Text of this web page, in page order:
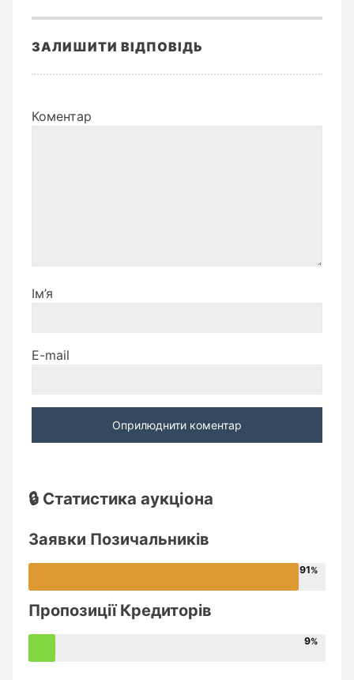
ЗАЛИШИТИ ВІДПОВІДЬ
Коментар
Ім’я
E-mail
🔒 Статистика аукціона
Заявки Позичальників
91
Пропозиції Кредиторів
9